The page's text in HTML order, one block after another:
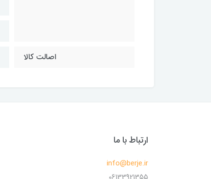
اصالت کالا
ارتباط با ما
info@berje.ir